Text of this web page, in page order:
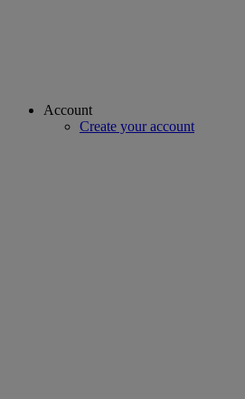
Account
Create your account